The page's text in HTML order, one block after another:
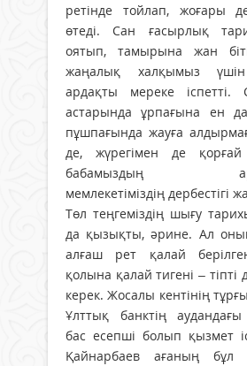
ретінде тойлап, жоғары
өтеді. Сан ғасырлық
оятып, тамырына жан
жаңалық халқымыз
ардақты мереке іспетті.
астарында ұрпағына ен
пұшпағында жауға
де, жүрегімен де қорғай
бабамыздың
мемлекетіміздің дербестігі
Төл теңгеміздің шығу
да қызықты, әрине. Ал оның
алғаш рет қалай
қолына қалай тигені –
керек. Жосалы кентінің
Ұлттық банктің
бас есепші болып қызмет
Қайнарбаев ағаның бұл